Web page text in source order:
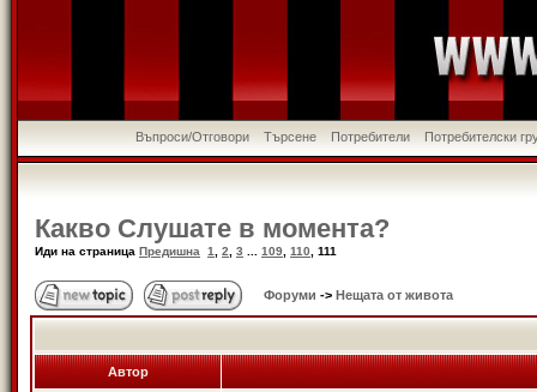
Въпроси/Отговори Търсене Потребители Потребителски
Какво Слушате в момента?
Иди на страница Предишна 1 2 3 109 110 111
Форуми -> Нещата от живота
Автор